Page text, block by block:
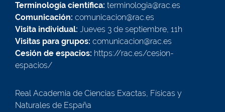
Terminología científica: terminologia@rac.es
Comunicación: comunicacion@rac.es
Visita individual: Jueves 3 de septiembre, 11h
Visitas para grupos: comunicacion@rac.es
Cesión de espacios: https://rac.es/cesion-
espacios/
Real Academia de Ciencias Exactas, Físicas y
Naturales de España